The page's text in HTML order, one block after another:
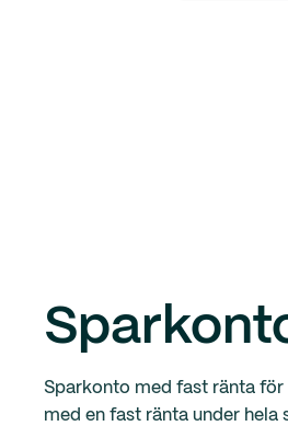
Sparkonto med fast ränta
med en fast ränta under hela